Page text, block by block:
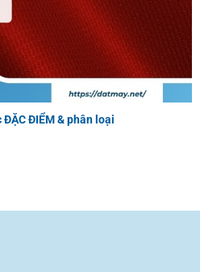
ĐIỂM & phân loại